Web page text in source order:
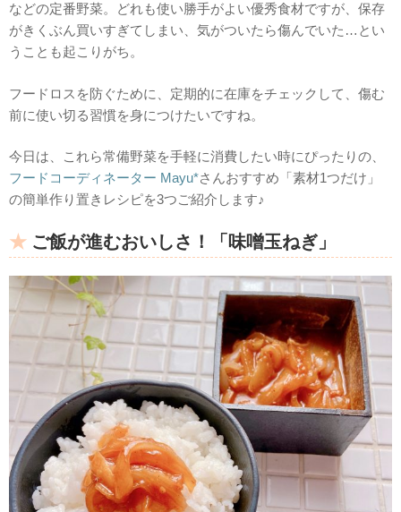
などの定番野菜。どれも使い勝手がよい優秀食材ですが、保存
がきくぶん買いすぎてしまい、気がついたら傷んでいた…とい
うことも起こりがち。
フードロスを防ぐために、定期的に在庫をチェックして、傷む
前に使い切る習慣を身につけたいですね。
今日は、これら常備野菜を手軽に消費したい時にぴったりの、
フードコーディネーター Mayu*さんおすすめ「素材1つだけ」
の簡単作り置きレシピを3つご紹介します♪
ご飯が進むおいしさ！「味噌玉ねぎ」